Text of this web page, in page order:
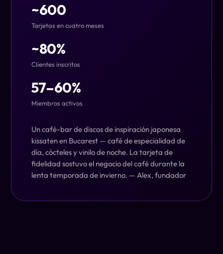
~600
Tarjetas en cuatro meses
~80%
Clientes inscritos
57–60%
Miembros activos
Un café-bar de discos de inspiración japonesa
kissaten en Bucarest — café de especialidad de
día, cócteles y vinilo de noche. La tarjeta de
fidelidad sostuvo el negocio del café durante la
lenta temporada de invierno. — Alex, fundador